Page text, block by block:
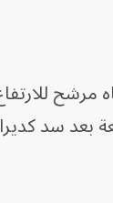
بعد سد